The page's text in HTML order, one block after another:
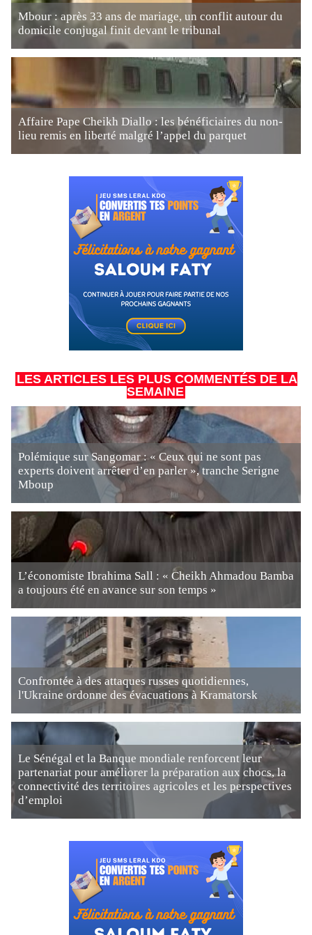
Mbour : après 33 ans de mariage, un conflit autour du
domicile conjugal finit devant le tribunal
Affaire Pape Cheikh Diallo : les bénéficiaires du non-
lieu remis en liberté malgré l’appel du parquet
LES ARTICLES LES PLUS COMMENTÉS DE LA
SEMAINE
Polémique sur Sangomar : « Ceux qui ne sont pas
experts doivent arrêter d’en parler », tranche Serigne
Mboup
L’économiste Ibrahima Sall : « Cheikh Ahmadou Bamba
a toujours été en avance sur son temps »
Confrontée à des attaques russes quotidiennes,
l'Ukraine ordonne des évacuations à Kramatorsk
Le Sénégal et la Banque mondiale renforcent leur
partenariat pour améliorer la préparation aux chocs, la
connectivité des territoires agricoles et les perspectives
d’emploi